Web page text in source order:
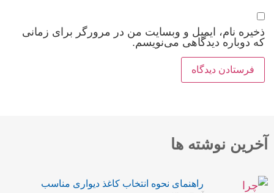
ذخیره نام، ایمیل و وبسایت من در مرورگر برای زمانی
که دوباره دیدگاهی می‌نویسم.
آخرین نوشته ها
راهنمای نحوه انتخاب کاغذ دیواری مناسب